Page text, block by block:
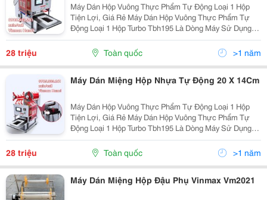
Máy Dán Hộp Vuông Thực Phẩm Tự Động Loại 1 Hộp
Tiện Lợi, Giá Rẻ Máy Dán Hộp Vuông Thực Phẩm Tự
Động Loại 1 Hộp Turbo Tbh195 Là Dòng Máy Sử Dụng
Công Nghệ Tiên Tiến Nhất Với Lõi Từ Tần Số Cao. Máy
Chạy Ổn Định, Ít Tổn Hao Nhiệt. Máy Giúp Dán Miệng...
28 triệu Toàn quốc >1 năm
Máy Dán Miệng Hộp Nhựa Tự Động 20 X 14Cm
Máy Dán Hộp Vuông Thực Phẩm Tự Động Loại 1 Hộp
Tiện Lợi, Giá Rẻ Máy Dán Hộp Vuông Thực Phẩm Tự
Động Loại 1 Hộp Turbo Tbh195 Là Dòng Máy Sử Dụng
Công Nghệ Tiên Tiến Nhất Với Lõi Từ Tần Số Cao. Máy
Chạy Ổn Định, Ít Tổn Hao Nhiệt. Máy Giúp Dán Miệng...
28 triệu Toàn quốc >1 năm
Máy Dán Miệng Hộp Đậu Phụ Vinmax Vm2021